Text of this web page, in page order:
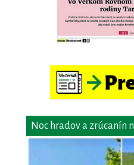
Noc hradov a zrúcanín